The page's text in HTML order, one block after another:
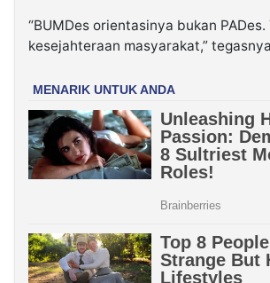
“BUMDes orientasinya bukan PADes.
kesejahteraan masyarakat,”